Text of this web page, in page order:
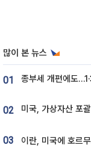
많이 본 뉴스
01
02
03